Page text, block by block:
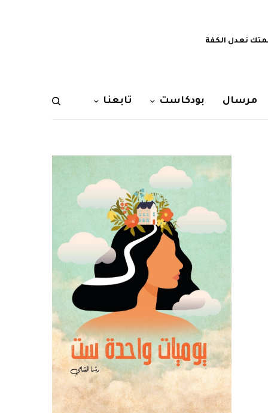
نعدل الكفة
مرسال بودكاست تابعنا